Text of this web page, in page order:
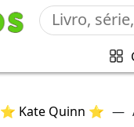
⭐ Kate Quinn ⭐ —